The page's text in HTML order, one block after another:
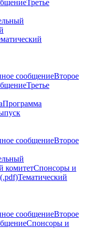
Третье
сообщениеВторое
Третье
Программа
сообщениеВторое
комитетСпонсоры и
Тематический
сообщениеВторое
Спонсоры и